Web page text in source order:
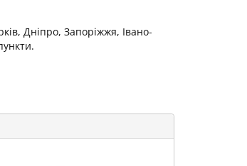
Дніпро, Запоріжжя, Івано-